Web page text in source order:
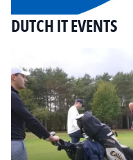
DUTCH IT EVENTS